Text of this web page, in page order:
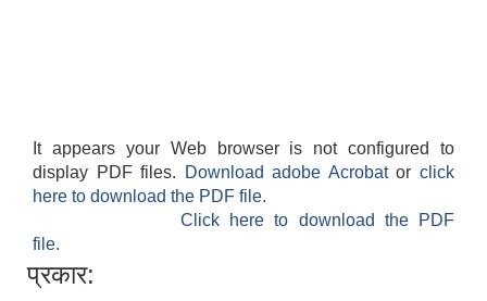
It appears your Web browser is not configured to
display PDF files.
Download adobe Acrobatorclick
here to download the PDF file.
Click here to download the PDF
file.
प्रकार: